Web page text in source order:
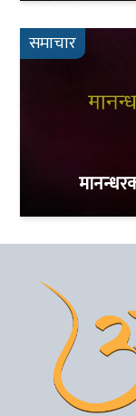
समाचार